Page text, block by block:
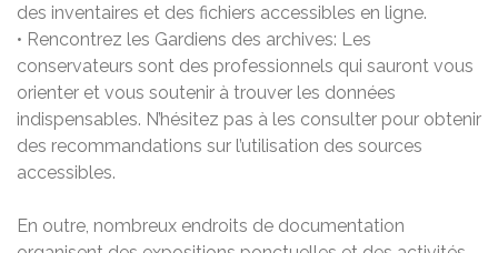
des inventaires et des fichiers accessibles en ligne.
• Rencontrez les Gardiens des archives: Les
conservateurs sont des professionnels qui sauront vous
orienter et vous soutenir à trouver les données
indispensables. N’hésitez pas à les consulter pour obtenir
des recommandations sur l’utilisation des sources
accessibles.
En outre, nombreux endroits de documentation